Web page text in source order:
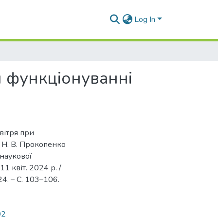
Log In
при
Н. В. Прокопенко
квіт. 2024 р. /
– C. 103–106.